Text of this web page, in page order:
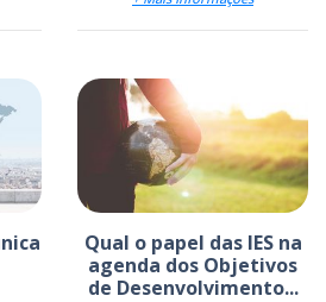
Qual o papel das IES na
agenda dos Objetivos
de Desenvolvimento...